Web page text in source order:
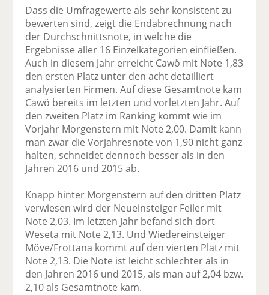
Dass die Umfragewerte als sehr konsistent zu
bewerten sind, zeigt die Endabrechnung nach
der Durchschnittsnote, in welche die
Ergebnisse aller 16 Einzelkategorien einfließen.
Auch in diesem Jahr erreicht Cawö mit Note 1,83
den ersten Platz unter den acht detailliert
analysierten Firmen. Auf diese Gesamtnote kam
Cawö bereits im letzten und vorletzten Jahr. Auf
den zweiten Platz im Ranking kommt wie im
Vorjahr Morgenstern mit Note 2,00. Damit kann
man zwar die Vorjahresnote von 1,90 nicht ganz
halten, schneidet dennoch besser als in den
Jahren 2016 und 2015 ab.
Knapp hinter Morgenstern auf den dritten Platz
verwiesen wird der Neueinsteiger Feiler mit
Note 2,03. Im letzten Jahr befand sich dort
Weseta mit Note 2,13. Und Wiedereinsteiger
Möve/Frottana kommt auf den vierten Platz mit
Note 2,13. Die Note ist leicht schlechter als in
den Jahren 2016 und 2015, als man auf 2,04 bzw.
2,10 als Gesamtnote kam.